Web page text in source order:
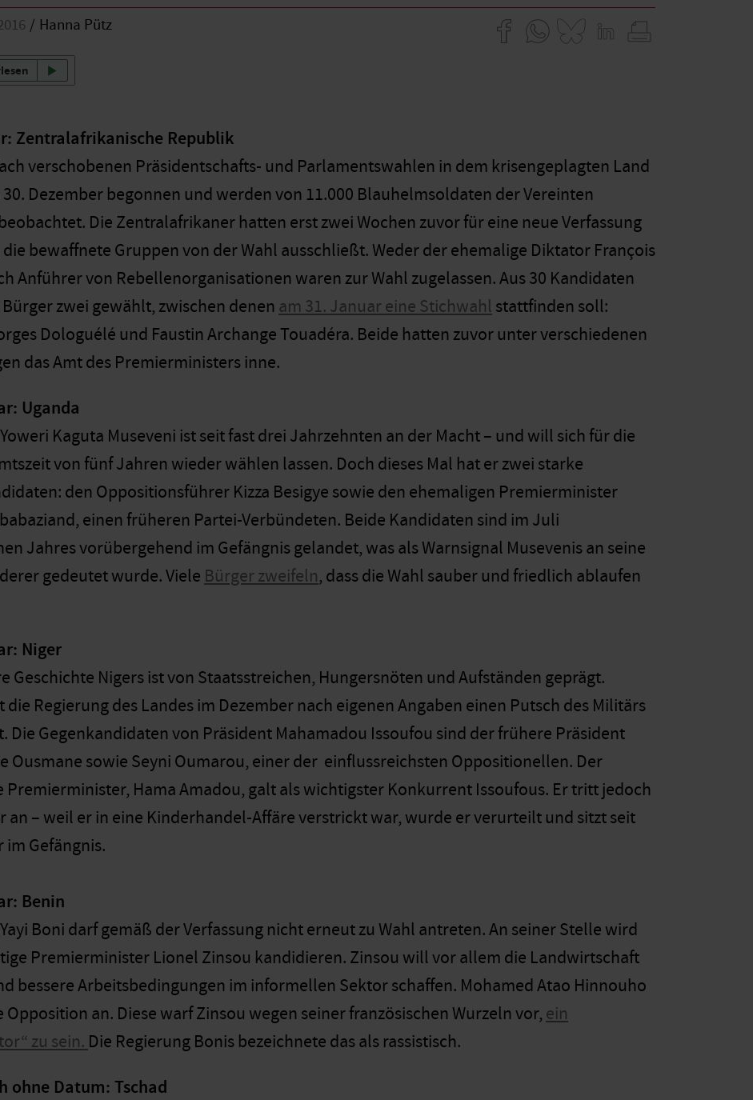
Hanna Pütz
Zentralafrikanische Republik
verschobenen Präsidentschafts- und Parlamentswahlen in dem krisengeplagten Land
Dezember begonnen und werden von 11.000 Blauhelmsoldaten der Vereinten
Die Zentralafrikaner hatten erst zwei Wochen zuvor für eine neue Verfassung
bewaffnete Gruppen von der Wahl ausschließt. Weder der ehemalige Diktator François
Anführer von Rebellenorganisationen waren zur Wahl zugelassen. Aus 30 Kandidaten
zwei gewählt, zwischen denen am 31. Januar eine Stichwahl stattfinden soll:
Dologuélé und Faustin Archange Touadéra. Beide hatten zuvor unter verschiedenen
das Amt des Premierministers inne.
Uganda
Kaguta Museveni ist seit fast drei Jahrzehnten an der Macht – und will sich für die
von fünf Jahren wieder wählen lassen. Doch dieses Mal hat er zwei starke
den Oppositionsführer Kizza Besigye sowie den ehemaligen Premierminister
einen früheren Partei-Verbündeten. Beide Kandidaten sind im Juli
Jahres vorübergehend im Gefängnis gelandet, was als Warnsignal Musevenis an seine
gedeutet wurde. Viele Bürger zweifeln, dass die Wahl sauber und friedlich ablaufen
Niger
Geschichte Nigers ist von Staatsstreichen, Hungersnöten und Aufständen geprägt.
die Regierung des Landes im Dezember nach eigenen Angaben einen Putsch des Militärs
Die Gegenkandidaten von Präsident Mahamadou Issoufou sind der frühere Präsident
Ousmane sowie Seyni Oumarou, einer der einflussreichsten Oppositionellen. Der
Premierminister, Hama Amadou, galt als wichtigster Konkurrent Issoufous. Er tritt jedoch
an – weil er in eine Kinderhandel-Affäre verstrickt war, wurde er verurteilt und sitzt seit
im Gefängnis.
Benin
Boni darf gemäß der Verfassung nicht erneut zu Wahl antreten. An seiner Stelle wird
Premierminister Lionel Zinsou kandidieren. Zinsou will vor allem die Landwirtschaft
bessere Arbeitsbedingungen im informellen Sektor schaffen. Mohamed Atao Hinnouho
an. Diese warf Zinsou wegen seiner französischen Wurzeln vor, ein
zu sein. Die Regierung Bonis bezeichnete das als rassistisch.
ohne Datum: Tschad